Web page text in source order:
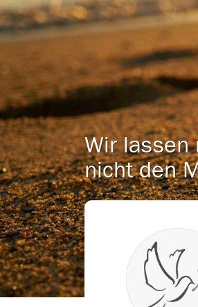
Wir lassen
nicht den